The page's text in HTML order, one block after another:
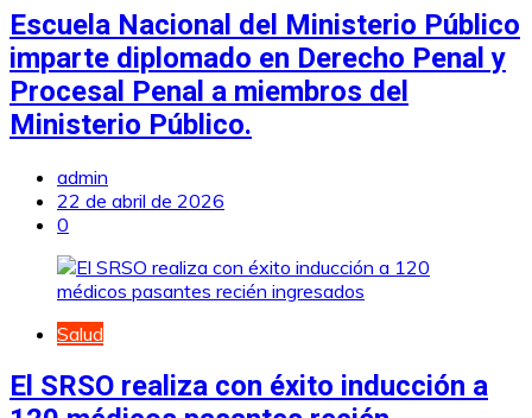
Escuela Nacional del Ministerio Público
imparte diplomado en Derecho Penal y
Procesal Penal a miembros del
Ministerio Público.
admin
22 de abril de 2026
0
Salud
El SRSO realiza con éxito inducción a